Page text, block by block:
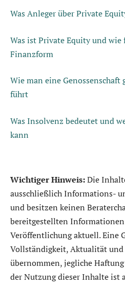
Was Anleger über Private
Was ist Private Equity und
Finanzform
Wie man eine
führt
Was Insolvenz bedeutet und
kann
Wichtiger Hinweis:Die
ausschließlich Informations-
und besitzen keinen
bereitgestellten
Veröffentlichung aktuell. Eine
Vollständigkeit, Aktualität
übernommen, jegliche
der Nutzung dieser Inhalte ist